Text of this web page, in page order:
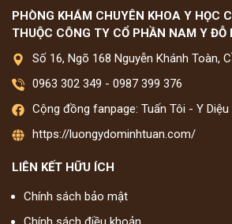
PHÒNG KHÁM CHUYÊN KHOA Y HỌC
THUỘC CÔNG TY CỔ PHẦN NAM Y ĐỖ
Số 16, Ngõ 168 Nguyễn Khánh Toàn,
0963 302 349 - 0987 399 376
Cộng đồng fanpage: Tuấn Tôi - Y
https://luongydominhtuan.com/
LIÊN KẾT HỮU ÍCH
Chính sách bảo mật